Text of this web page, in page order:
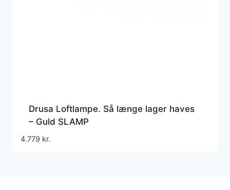
Drusa Loftlampe. Så længe lager haves
– Guld SLAMP
4.779 kr.